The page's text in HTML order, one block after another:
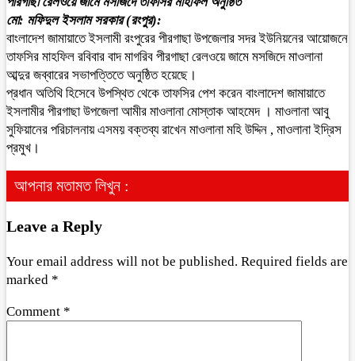
মো: মফিদুল ইসলাম সরকার (রংপুর):
বাংলাদেশ জামায়াতে ইসলামী রংপুরের পীরগাছা উপজেলার সদর ইউনিয়নের আয়োজনে
তাফসির মাহফিল রবিবার বাদ মাগরিব পীরগাছা রেলওয়ে জামে মসজিদে মাওলানা
আব্দুর জব্বারের সভাপত্তিতে অনুষ্ঠিত হয়েছে।
প্রধান অতিথি হিসেবে উপস্থিত থেকে তাফসির পেশ করেন বাংলাদেশ জামায়াতে
ইসলামীর পীরগাছা উপজেলা আমীর মাওলানা মোস্তাক আহমেদ । মাওলানা আবু
সুফিয়ানের পরিচালনায় এসময় বক্তব্য রাখেন মাওলানা মহি উদ্দিন , মাওলানা ইদ্রিস
প্রমুখ।
আপনার মতামত লিখুন :
Leave a Reply
Your email address will not be published. Required fields are
marked *
Comment *